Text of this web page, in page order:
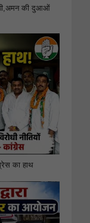
की दुआओं
का हाथ